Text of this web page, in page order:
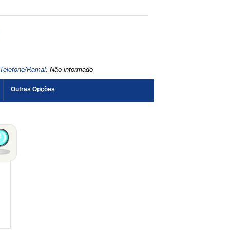
Telefone/Ramal: Não informado
Outras Opções